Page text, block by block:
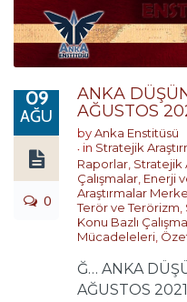
09
AĞU
0
ANKA
AĞUSTOS
byAnka Enstitüsü
in Stratejik
Raporlar Stratejik
Çalışmalar Enerji
Araştırmalar
Terör ve Terörizm
Konu Bazlı
Mücadeleleri
Ğ… ANKA
AĞUSTOS